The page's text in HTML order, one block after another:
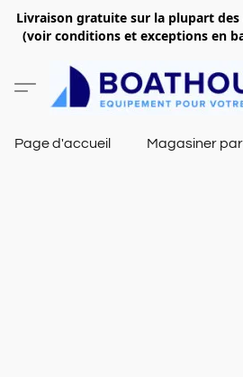
Livraison gratuite sur la plupart des
(voir conditions et exceptions en
Page d'accueil Magasiner